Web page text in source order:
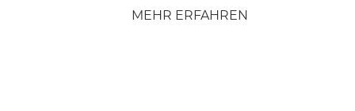
MEHR ERFAHREN